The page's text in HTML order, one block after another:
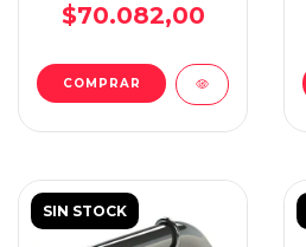
$70.082,00
SIN STOCK